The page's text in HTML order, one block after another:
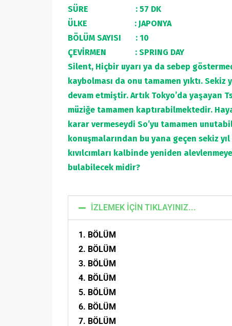
SÜRE : 57 DK
ÜLKE : JAPONYA
BÖLÜM SAYISI : 10
ÇEVİRMEN : SPRING DAY
Silent, Hiçbir uyarı ya da sebep
kaybolması da onu tamamen yıktı.
devam etmiştir. Artık Tokyo’da yaşayan
müziğe tamamen kaptırabilmektedir.
karar vermeseydi So’yu tamamen
konuşmalarından bu yana geçen sekiz
kıvılcımları kalbinde yeniden
bulabilecek midir?
İZLEMEK İÇİN TIKLAYINIZ...
1. BÖLÜM
2. BÖLÜM
3. BÖLÜM
4. BÖLÜM
5. BÖLÜM
6. BÖLÜM
7. BÖLÜM